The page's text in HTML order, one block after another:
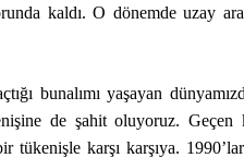
kaldı. O dönemde uzay
bunalımı yaşayan
de şahit oluyoruz. Geçen
karşı karşıya.